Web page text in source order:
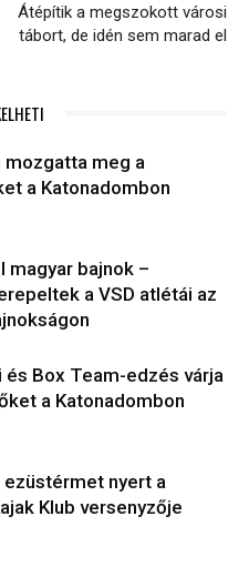
Átépítik a megszokott városi
tábort, de idén sem marad el
mozgatta meg a
a Katonadombon
magyar bajnok –
a VSD atlétái az
és Box Team-edzés várja
a Katonadombon
nyert a
Klub versenyzője